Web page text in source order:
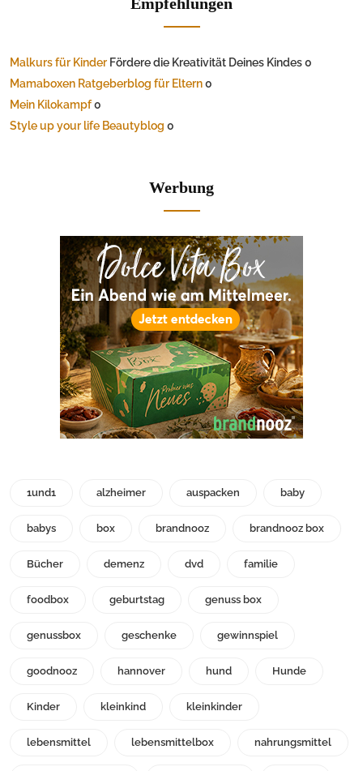
Malkurs für Kinder Fördere die Kreativität Deines Kindes 0
Mamaboxen Ratgeberblog für Eltern0
Mein Kilokampf0
Style up your life Beautyblog 0
Werbung
1und1 alzheimer auspacken baby
babys box brandnooz brandnooz box
Bücher demenz dvd familie
foodbox geburtstag genuss box
genussbox geschenke gewinnspiel
goodnooz hannover hund Hunde
Kinder kleinkind kleinkinder
lebensmittel lebensmittelbox nahrungsmittel